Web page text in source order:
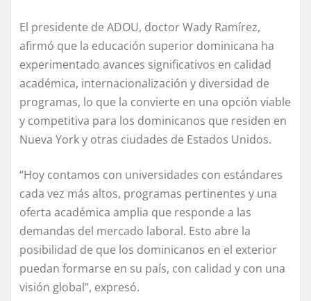
El presidente de ADOU, doctor Wady Ramírez,
afirmó que la educación superior dominicana ha
experimentado avances significativos en calidad
académica, internacionalización y diversidad de
programas, lo que la convierte en una opción viable
y competitiva para los dominicanos que residen en
Nueva York y otras ciudades de Estados Unidos.
“Hoy contamos con universidades con estándares
cada vez más altos, programas pertinentes y una
oferta académica amplia que responde a las
demandas del mercado laboral. Esto abre la
posibilidad de que los dominicanos en el exterior
puedan formarse en su país, con calidad y con una
visión global”, expresó.